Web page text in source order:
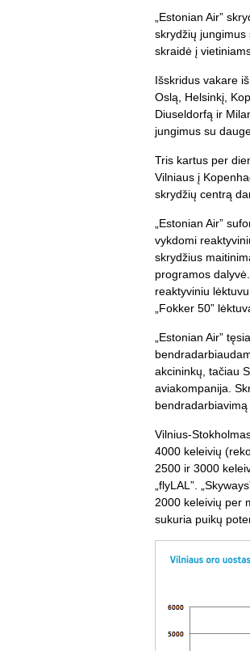
„Estonian Air”
skrydžių jungimus
skraidė į
Išskridus vakare
Oslą, Helsinkį,
Diuseldorfą ir
jungimus su
Tris kartus per
Vilniaus į
skrydžių centrą
„Estonian Air”
vykdomi
skrydžius
programos
reaktyviniu
„Fokker 50”
„Estonian Air”
akcininkų, tačiau
aviakompanija.
bendradarbiavimą
Vilnius-
4000 keleivių
2500 ir 3000
„flyLAL”.
2000 keleivių per
sukuria puikų